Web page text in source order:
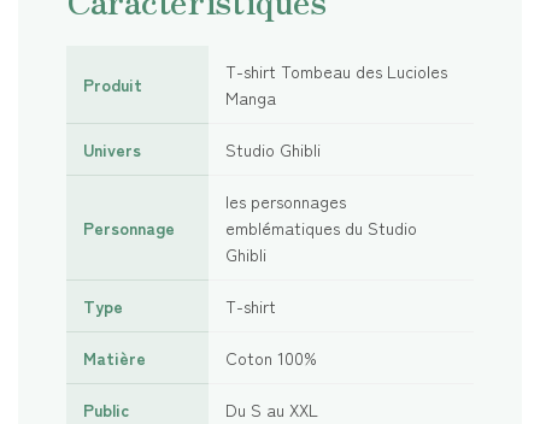
Produit
T-shirt Tombeau des Lucioles
Manga
Univers Studio Ghibli
Personnage
les personnages
emblématiques du Studio
Ghibli
Type T-shirt
Matière Coton 100%
Public Du S au XXL